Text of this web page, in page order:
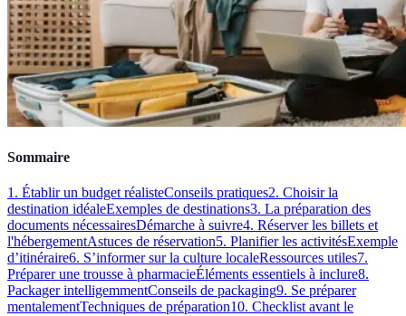
Sommaire
1. Établir un budget réalisteConseils pratiques2. Choisir la
destination idéaleExemples de destinations3. La préparation des
documents nécessairesDémarche à suivre4. Réserver les billets et
l'hébergementAstuces de réservation5. Planifier les activitésExemple
d’itinéraire6. S’informer sur la culture localeRessources utiles7.
Préparer une trousse à pharmacieÉléments essentiels à inclure8.
Packager intelligemmentConseils de packaging9. Se préparer
mentalementTechniques de préparation10. Checklist avant le